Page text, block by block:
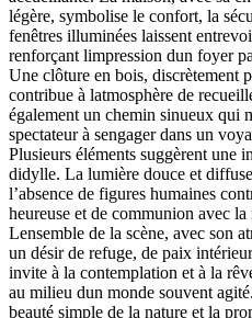
légère, symbolise le confort, la
fenêtres illuminées laissent
renforçant limpression dun foyer
Une clôture en bois, discrètement
contribue à latmosphère de
également un chemin sinueux qui
spectateur à sengager dans un
Plusieurs éléments suggèrent une
didylle. La lumière douce et
l’absence de figures humaines
heureuse et de communion avec la
Lensemble de la scène, avec son
un désir de refuge, de paix
invite à la contemplation et à la
au milieu dun monde souvent
beauté simple de la nature et la